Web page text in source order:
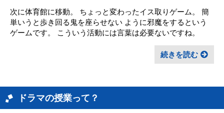
次に体育館に移動。 ちょっと変わったイス取りゲーム。 簡
単いうと歩き回る鬼を座らせない ように邪魔をするという
ゲームです。 こういう活動には言葉は必要ないですね。
続きを読む
ドラマの授業って？